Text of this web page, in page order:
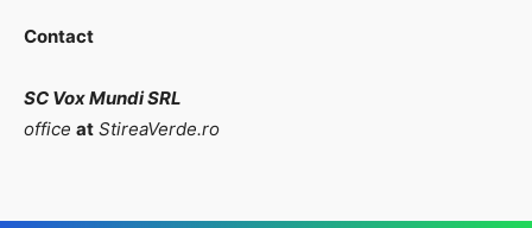
Contact
SC Vox Mundi SRL
office at StireaVerde.ro